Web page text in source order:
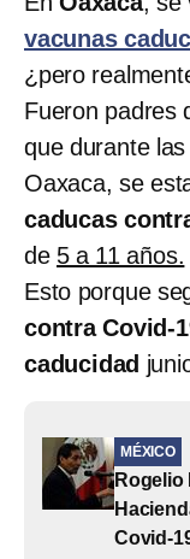
vacunas
¿pero
Fueron padres
que durante
Oaxaca, se
caducas
de 5 a 11 años.
Esto porque
contra Covid-
caducidad
MÉXICO
Rogelio
Covid-